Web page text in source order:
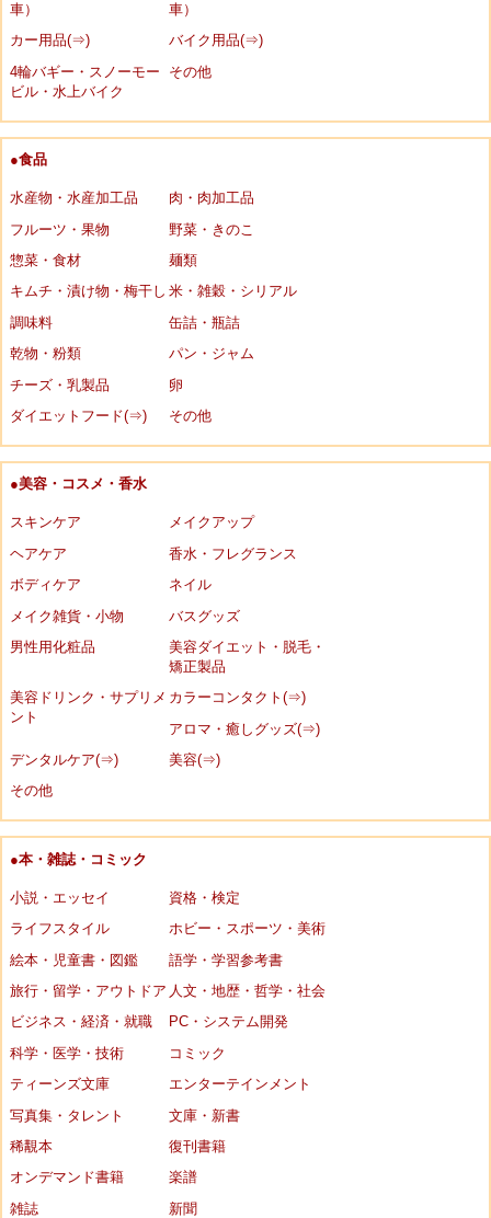
車）
車）
カー用品(⇒)
バイク用品(⇒)
4輪バギー・スノーモー
ビル・水上バイク
その他
●食品
水産物・水産加工品
肉・肉加工品
フルーツ・果物
野菜・きのこ
惣菜・食材
麺類
キムチ・漬け物・梅干し 米・雑穀・シリアル
調味料
缶詰・瓶詰
乾物・粉類
パン・ジャム
チーズ・乳製品
卵
ダイエットフード(⇒)
その他
●美容・コスメ・香水
スキンケア
メイクアップ
ヘアケア
香水・フレグランス
ボディケア
ネイル
メイク雑貨・小物
バスグッズ
男性用化粧品
美容ダイエット・脱毛・
矯正製品
美容ドリンク・サプリメ
ント
カラーコンタクト(⇒)
アロマ・癒しグッズ(⇒)
デンタルケア(⇒)
美容(⇒)
その他
●本・雑誌・コミック
小説・エッセイ
資格・検定
ライフスタイル
ホビー・スポーツ・美術
絵本・児童書・図鑑
語学・学習参考書
旅行・留学・アウトドア 人文・地歴・哲学・社会
ビジネス・経済・就職
PC・システム開発
科学・医学・技術
コミック
ティーンズ文庫
エンターテインメント
写真集・タレント
文庫・新書
稀覯本
復刊書籍
オンデマンド書籍
楽譜
雑誌
新聞